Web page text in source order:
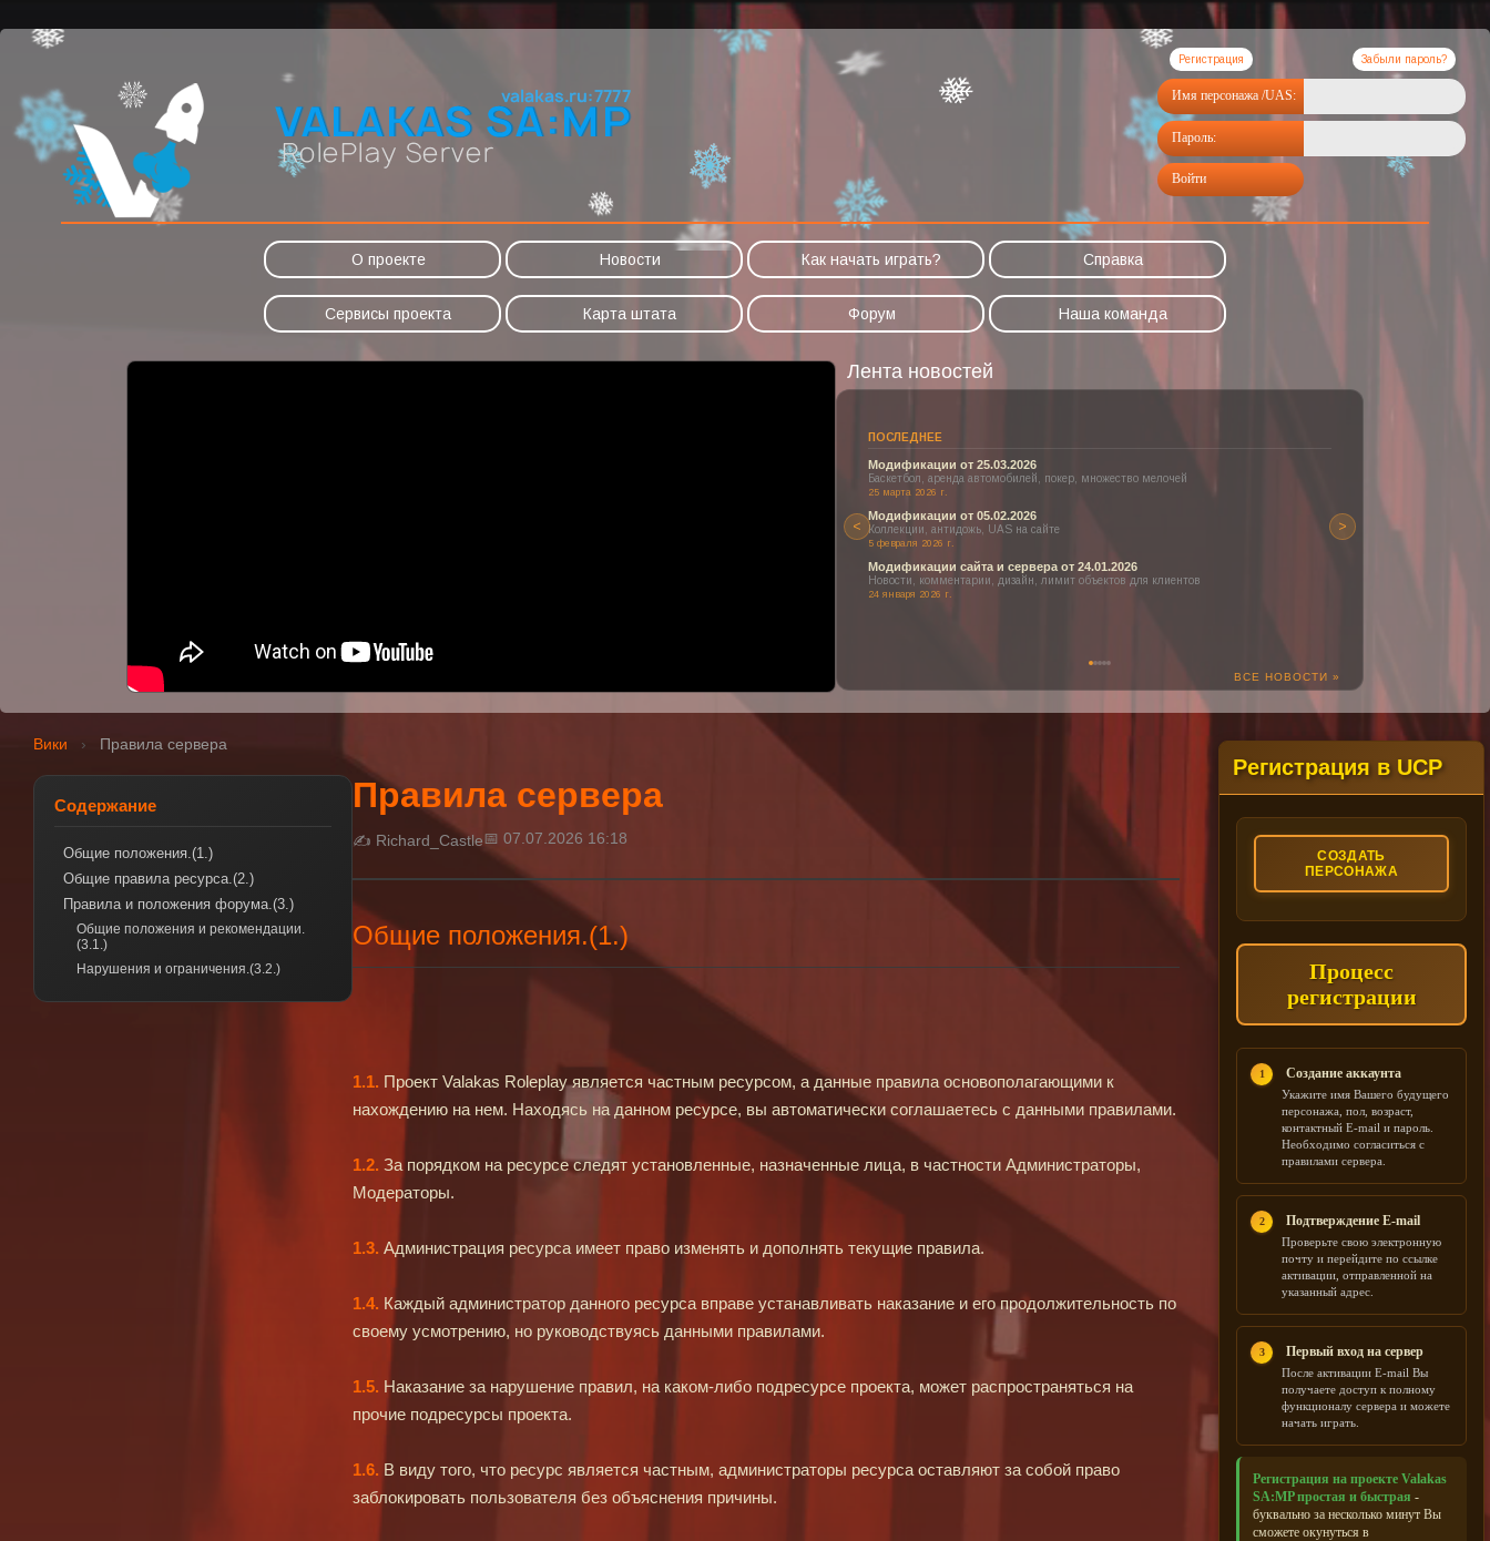
Регистрация Забыли пароль?
Имя персонажа /UAS:
Пароль:
Войти
О проекте Новости Как начать играть? Справка
Сервисы проекта Карта штата Форум Наша команда
Лента новостей
< >
ПОСЛЕДНЕЕ
Модификации от 25.03.2026
Баскетбол, аренда автомобилей, покер, множество мелочей
25 марта 2026 г.
Модификации от 05.02.2026
Коллекции, антидожь, UAS на сайте
5 февраля 2026 г.
Модификации сайта и сервера от 24.01.2026
Новости, комментарии, дизайн, лимит объектов для клиентов
24 января 2026 г.
ВСЕ НОВОСТИ »
Вики › Правила сервера
Содержание
Общие положения.(1.)
Общие правила ресурса.(2.)
Правила и положения форума.(3.)
Общие положения и рекомендации.
(3.1.)
Нарушения и ограничения.(3.2.)
Правила сервера
✍ Richard_Castle📅 07.07.2026 16:18
Общие положения.(1.)
1.1. Проект Valakas Roleplay является частным ресурсом, а данные правила основополагающими к
нахождению на нем. Находясь на данном ресурсе, вы автоматически соглашаетесь с данными правилами.
1.2. За порядком на ресурсе следят установленные, назначенные лица, в частности Администраторы,
Модераторы.
1.3. Администрация ресурса имеет право изменять и дополнять текущие правила.
1.4. Каждый администратор данного ресурса вправе устанавливать наказание и его продолжительность по
своему усмотрению, но руководствуясь данными правилами.
1.5. Наказание за нарушение правил, на каком-либо подресурсе проекта, может распространяться на
прочие подресурсы проекта.
1.6. В виду того, что ресурс является частным, администраторы ресурса оставляют за собой право
заблокировать пользователя без объяснения причины.
Регистрация в UCP
СОЗДАТЬ
ПЕРСОНАЖА
Процесс
регистрации
1 Создание аккаунта
Укажите имя Вашего будущего
персонажа, пол, возраст,
контактный E-mail и пароль.
Необходимо согласиться с
правилами сервера.
2 Подтверждение E-mail
Проверьте свою электронную
почту и перейдите по ссылке
активации, отправленной на
указанный адрес.
3 Первый вход на сервер
После активации E-mail Вы
получаете доступ к полному
функционалу сервера и можете
начать играть.
Регистрация на проекте Valakas
SA:MP простая и быстрая -
буквально за несколько минут Вы
сможете окунуться в